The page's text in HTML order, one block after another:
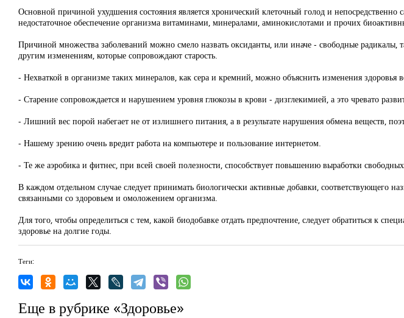
Основной причиной ухудшения состояния является хронический клеточный голод и
недостаточное обеспечение организма витаминами, минералами, аминокислотами и прочих
Причиной множества заболеваний можно смело назвать оксиданты, или иначе - свободные
другим изменениям, которые сопровождают старость.
- Нехваткой в организме таких минералов, как сера и кремний, можно объяснить изменения здоровья
- Старение сопровождается и нарушением уровня глюкозы в крови - дизглекимией, а это чревато
- Лишний вес порой набегает не от излишнего питания, а в результате нарушения обмена веществ,
- Нашему зрению очень вредит работа на компьютере и пользование интернетом.
- Те же аэробика и фитнес, при всей своей полезности, способствует повышению выработки
В каждом отдельном случае следует принимать биологически активные добавки, соответствующего
связанными со здоровьем и омоложением организма.
Для того, чтобы определиться с тем, какой биодобавке отдать предпочтение, следует обратиться к
здоровье на долгие годы.
Теги:
Еще в рубрике «Здоровье»